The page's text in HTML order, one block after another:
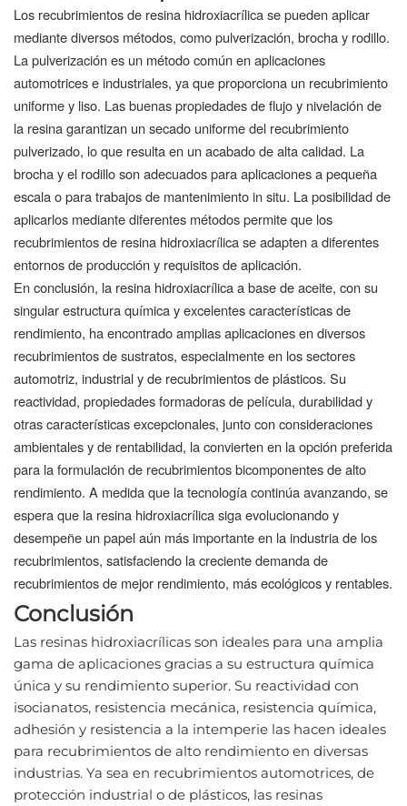
Los recubrimientos de resina hidroxiacrílica se pueden aplicar
mediante diversos métodos, como pulverización, brocha y rodillo.
La pulverización es un método común en aplicaciones
automotrices e industriales, ya que proporciona un recubrimiento
uniforme y liso. Las buenas propiedades de flujo y nivelación de
la resina garantizan un secado uniforme del recubrimiento
pulverizado, lo que resulta en un acabado de alta calidad. La
brocha y el rodillo son adecuados para aplicaciones a pequeña
escala o para trabajos de mantenimiento in situ. La posibilidad de
aplicarlos mediante diferentes métodos permite que los
recubrimientos de resina hidroxiacrílica se adapten a diferentes
entornos de producción y requisitos de aplicación.
En conclusión, la resina hidroxiacrílica a base de aceite, con su
singular estructura química y excelentes características de
rendimiento, ha encontrado amplias aplicaciones en diversos
recubrimientos de sustratos, especialmente en los sectores
automotriz, industrial y de recubrimientos de plásticos. Su
reactividad, propiedades formadoras de película, durabilidad y
otras características excepcionales, junto con consideraciones
ambientales y de rentabilidad, la convierten en la opción preferida
para la formulación de recubrimientos bicomponentes de alto
rendimiento. A medida que la tecnología continúa avanzando, se
espera que la resina hidroxiacrílica siga evolucionando y
desempeñe un papel aún más importante en la industria de los
recubrimientos, satisfaciendo la creciente demanda de
recubrimientos de mejor rendimiento, más ecológicos y rentables.
Conclusión
Las resinas hidroxiacrílicas son ideales para una amplia
gama de aplicaciones gracias a su estructura química
única y su rendimiento superior. Su reactividad con
isocianatos, resistencia mecánica, resistencia química,
adhesión y resistencia a la intemperie las hacen ideales
para recubrimientos de alto rendimiento en diversas
industrias. Ya sea en recubrimientos automotrices, de
protección industrial o de plásticos, las resinas